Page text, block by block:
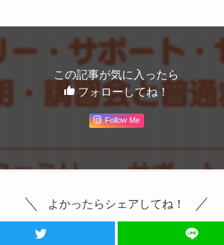
この記事が気に入ったら
フォローしてね！
Follow Me
よかったらシェアしてね！